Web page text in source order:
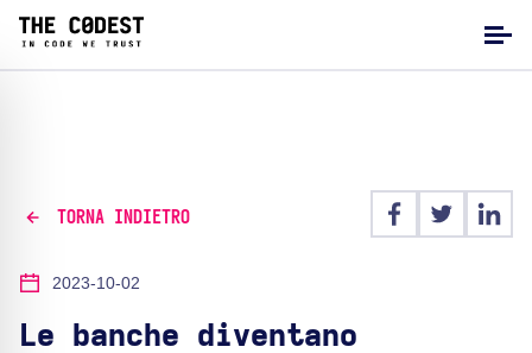
TORNA INDIETRO
2023-10-02
Le banche diventano